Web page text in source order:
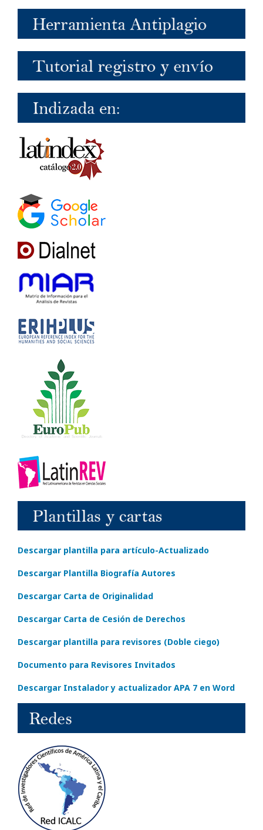
Descargar plantilla para artículo-Actualizado
Descargar Plantilla Biografía Autores
Descargar Carta de Originalidad
Descargar Carta de Cesión de Derechos
Descargar plantilla para revisores (Doble ciego)
Documento para Revisores Invitados
Descargar Instalador y actualizador APA 7 en Word